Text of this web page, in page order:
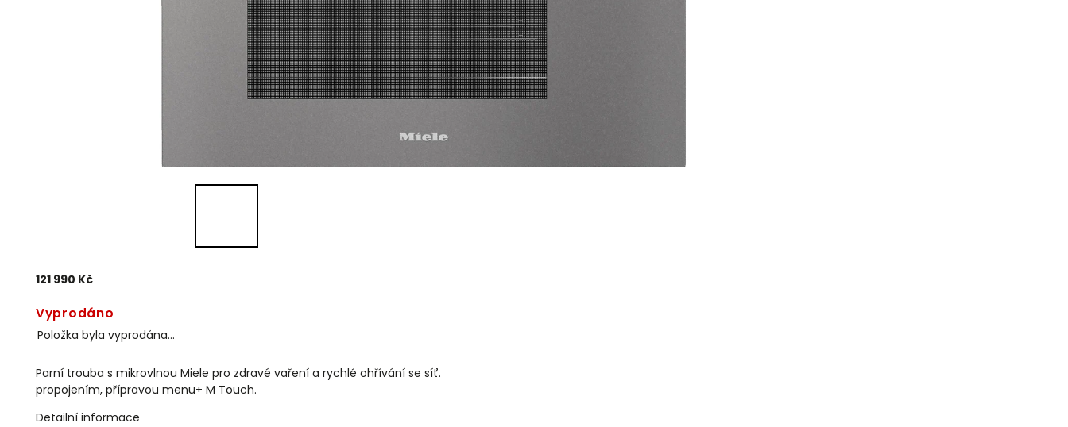
121 990 Kč
Vyprodáno
Položka byla vyprodána…
Parní trouba s mikrovlnou Miele pro zdravé vaření a rychlé ohřívání se síť.
propojením, přípravou menu+ M Touch.
Detailní informace